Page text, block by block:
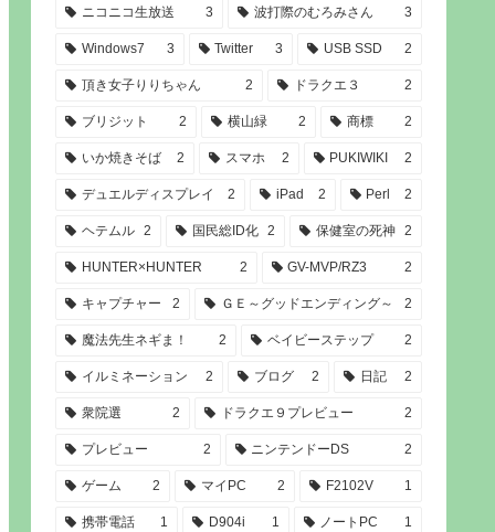
ニコニコ生放送 3 波打際のむろみさん 3
Windows7 3 Twitter 3 USB SSD 2
頂き女子りりちゃん 2 ドラクエ３ 2
ブリジット 2 横山緑 2 商標 2
いか焼きそば 2 スマホ 2 PUKIWIKI 2
デュエルディスプレイ 2 iPad 2 Perl 2
ヘテムル 2 国民総ID化 2 保健室の死神 2
HUNTER×HUNTER 2 GV-MVP/RZ3 2
キャプチャー 2 ＧＥ～グッドエンディング～ 2
魔法先生ネギま！ 2 ベイビーステップ 2
イルミネーション 2 ブログ 2 日記 2
衆院選 2 ドラクエ９プレビュー 2
プレビュー 2 ニンテンドーDS 2
ゲーム 2 マイPC 2 F2102V 1
携帯電話 1 D904i 1 ノートPC 1